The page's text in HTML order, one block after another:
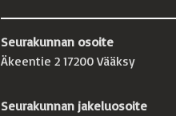
Seurakunnan osoite
Äkeentie 2 17200 Vääksy
Seurakunnan jakeluosoite